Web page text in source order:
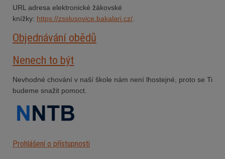
URL adresa elektronické žákovské
knížky: https://zsslusovice.bakalari.cz/.
Objednávání obědů
Nenech to být
Nevhodné chování v naší škole nám není lhostejné, proto se Ti
budeme snažit pomoct.
Prohlášení o přístupnosti